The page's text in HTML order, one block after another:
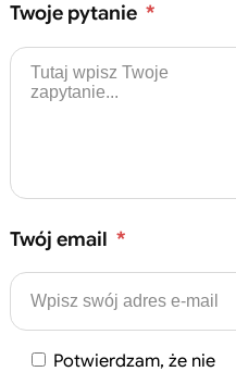
Twoje pytanie *
Twój email *
Potwierdzam, że nie